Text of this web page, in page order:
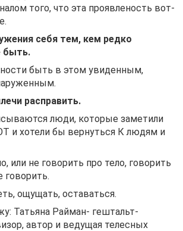
того, что эта проявленость вот-
себя тем, кем редко
быть.
быть в этом увиденным,
расправить.
люди, которые заметили
и хотели бы вернуться К людям и
или не говорить про тело, говорить
говорить.
ощущать, оставаться.
Татьяна Райман- гештальт-
автор и ведущая телесных